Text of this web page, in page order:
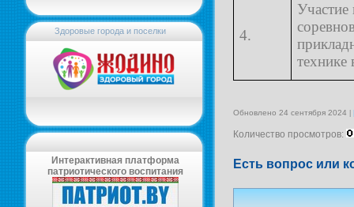
Здоровые города и поселки
Интерактивная платформа
патриотического воспитания
4.
Участие
технике
Обновлено 24 сентября 2024
Количество просмотров:
Есть вопрос или